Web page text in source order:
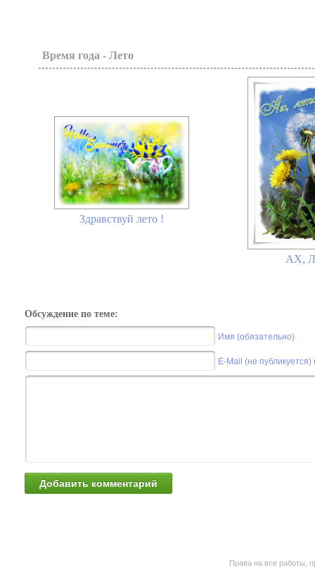
Время года - Лето
Здравствуй лето !
АХ,
Обсуждение по теме:
Имя (обязательно)
E-Mail (не
Права на все работы,